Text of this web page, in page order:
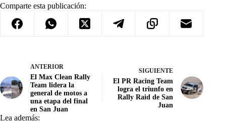
Comparte esta publicación:
ANTERIOR
El Max Clean Rally
Team lidera la
general de motos a
una etapa del final
en San Juan
SIGUIENTE
El PR Racing Team
logra el triunfo en
Rally Raid de San
Juan
Lea además: